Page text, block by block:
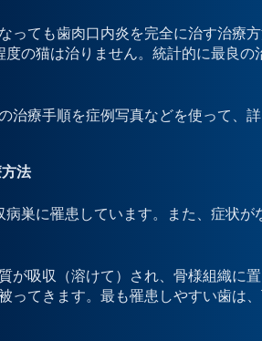
っても歯肉口内炎を完全に治す治療
の猫は治りません。統計的に最良
治療手順を症例写真などを使って、詳
法
巣に罹患しています。また、症状
が吸収（溶けて）され、骨様組織に
ってきます。最も罹患しやすい歯は